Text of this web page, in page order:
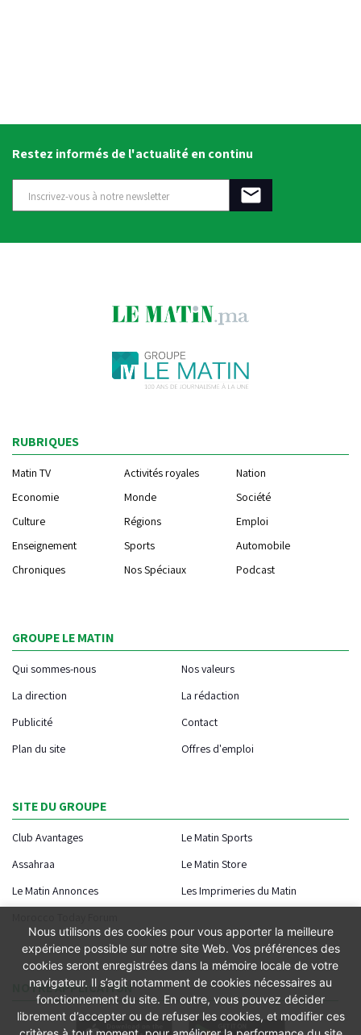
Restez informés de l'actualité en continu
RUBRIQUES
Matin TV Activités royales
Nation
Economie
Monde
Société
Culture
Régions
Emploi
Enseignement
Sports
Automobile
Chroniques
Nos Spéciaux Podcast
GROUPE LE MATIN
Qui sommes-nous
Nos valeurs
La direction
La rédaction
Publicité
Contact
Plan du site
Offres d'emploi
SITE DU GROUPE
Club Avantages
Le Matin Sports
Assahraa
Le Matin Store
Le Matin Annonces
Les Imprimeries du Matin
NOTRE APPLICATION
Nous utilisons des cookies pour vous apporter la meilleure
expérience possible sur notre site Web. Vos préférences des
cookies seront enregistrées dans la mémoire locale de votre
navigateur. Il s’agit notamment de cookies nécessaires au
fonctionnement du site. En outre, vous pouvez décider
librement d’accepter ou de refuser les cookies, et modifier ces